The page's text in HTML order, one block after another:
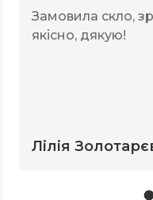
Замовила скло,
якісно, дякую!
Лілія